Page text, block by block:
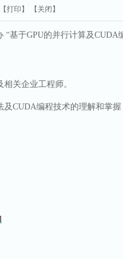
打印 】 【 关闭 】
“基于GPU的并行计算及CUDA
关企业工程师。
及CUDA编程技术的理解和掌握